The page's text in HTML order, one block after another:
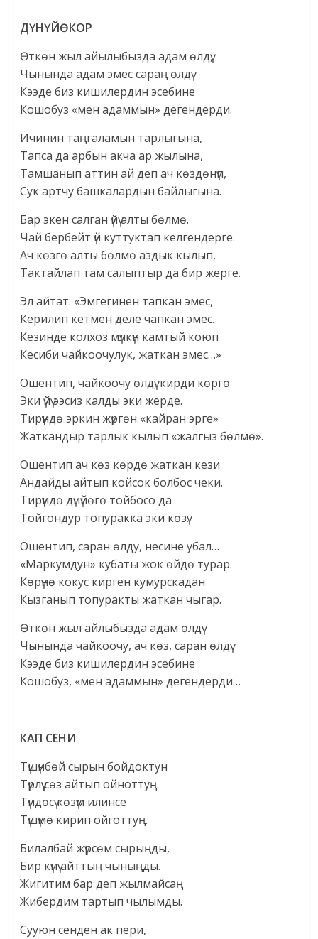
ДҮНҮЙӨКОР
Өткөн жыл айылыбызда адам өлдү,
Чынында адам эмес сараң өлдү.
Кээде биз кишилердин эсебине
Кошобуз «мен адаммын» дегендерди.
Ичинин таңгаламын тарлыгына,
Тапса да арбын акча ар жылына,
Тамшанып аттин ай деп ач көздөнүп,
Сук артчу башкалардын байлыгына.
Бар экен салган үйү алты бөлмө.
Чай бербейт үй куттуктап келгендерге.
Ач көзгө алты бөлмө аздык кылып,
Тактайлап там салыптыр да бир жерге.
Эл айтат: «Эмгегинен тапкан эмес,
Керилип кетмен деле чапкан эмес.
Кезинде колхоз мүлкүн камтый коюп
Кесиби чайкоочулук, жаткан эмес…»
Ошентип, чайкоочу өлдү, кирди көргө
Эки үйү ээсиз калды эки жерде.
Тирүүндө эркин жүргөн «кайран эрге»
Жаткандыр тарлык кылып «жалгыз бөлмө».
Ошентип ач көз көрдө жаткан кези
Андайды айтып койсок болбос чеки.
Тирүүндө дүнүйөгө тойбосо да
Тойгондур топуракка эки көзү.
Ошентип, саран өлду, несине убал…
«Маркумдун» кубаты жок өйдө турар.
Көрүнө кокус кирген кумурскадан
Кызганып топуракты жаткан чыгар.
Өткөн жыл айлыбызда адам өлдү
Чынында чайкоочу, ач көз, саран өлдү.
Кээде биз кишилердин эсебине
Кошобуз, «мен адаммын» дегендерди…
КАП СЕНИ
Түшүнбѳй сырын бойдоктун
Түрлүү сѳз айтып ойноттуң.
Түндѳсү кѳзүм илинсе
Түшүмѳ кирип ойготтуң.
Билалбай жүрсѳм сырыңды,
Бир күнү айттың чыныңды.
Жигитим бар деп жылмайсаң
Жибердим тартып чылымды.
Сууюн сенден ак пери,